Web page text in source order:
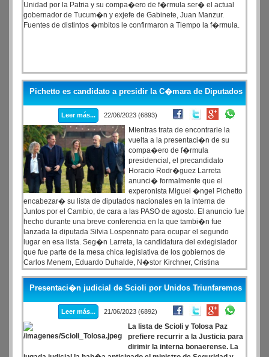
Unidad por la Patria y su compa�ero de f�rmula ser� el actual
gobernador de Tucum�n y exjefe de Gabinete, Juan Manzur.
Fuentes de distintos �mbitos le confirmaron a Tiempo la f�rmula.
Pichetto es candidato a presidir la C�mara de Diputados
Leer más... 22/06/2023 (6893)
Mientras trata de encontrarle la
vuelta a la presentaci�n de su
compa�ero de f�rmula
presidencial, el precandidato
Horacio Rodr�guez Larreta
anunci� formalmente que el
experonista Miguel �ngel Pichetto
encabezar� su lista de diputados nacionales en la interna de
Juntos por el Cambio, de cara a las PASO de agosto. El anuncio fue
hecho durante una breve conferencia en la que tambi�n fue
lanzada la diputada Silvia Lospennato para ocupar el segundo
lugar en esa lista. Seg�n Larreta, la candidatura del exlegislador
que fue parte de la mesa chica legislativa de los gobiernos de
Carlos Menem, Eduardo Duhalde, N�stor Kirchner, Cristina
Kirchner y que finalmente termin� siendo candidato a vice de
Mauricio Macri
Presentaci�n judicial de Scioli por Unidos Triunfaremos
Leer más... 21/06/2023 (6892)
La lista de Scioli y Tolosa Paz
prefiere recurrir a la Justicia para
dirimir la interna bonaerense. La